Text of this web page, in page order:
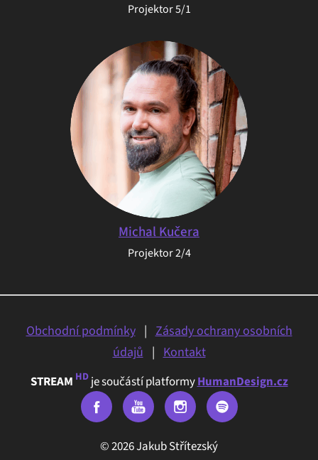
Projektor 5/1
Michal Kučera
Projektor 2/4
Obchodní podmínky| Zásady ochrany osobních
údajů | Kontakt
STREAM HDje součástí platformyHumanDesign.cz
© 2026 Jakub Střítezský